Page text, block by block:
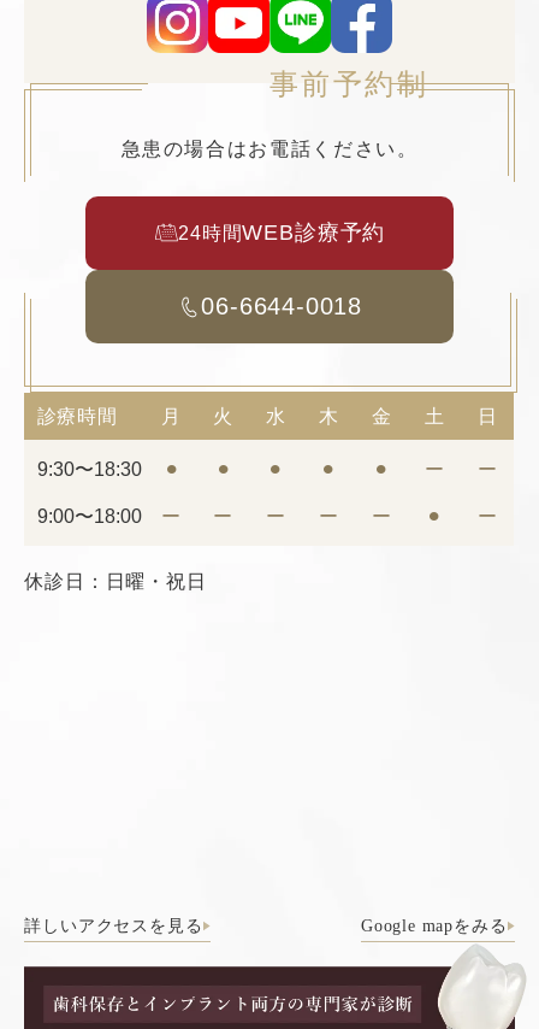
事前予約制
急患の場合はお電話ください。
24時間WEB診療予約
06-6644-0018
診療時間 月 火 水 木 金 土 日
9:30〜18:30 ⚫︎ ⚫︎ ⚫︎ ⚫︎ ⚫︎ ー ー
9:00〜18:00 ー ー ー ー ー ⚫︎ ー
休診日：日曜・祝日
詳しいアクセスを見る Google mapをみる